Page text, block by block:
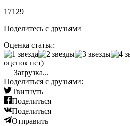
17129
Поделитесь с друзьями
Оценка статьи:
оценок нет)
Загрузка...
Поделиться с друзьями:
Твитнуть
Поделиться
Поделиться
Отправить